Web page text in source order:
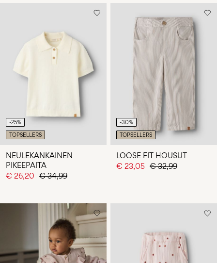
-25%
TOPSELLERS
NEULEKANKAINEN
PIKEEPAITA
€ 26,20 € 34,99
-30%
TOPSELLERS
LOOSE FIT HOUSUT
€ 23,05 € 32,99